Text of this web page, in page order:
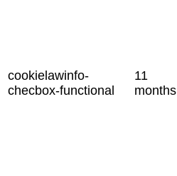
cookielawinfo-
checbox-functional
11
months